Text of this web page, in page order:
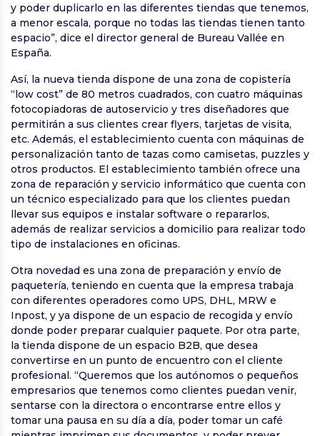
y poder duplicarlo en las diferentes tiendas que tenemos,
a menor escala, porque no todas las tiendas tienen tanto
espacio”, dice el director general de Bureau Vallée en
España.
Así, la nueva tienda dispone de una zona de copistería
“low cost” de 80 metros cuadrados, con cuatro máquinas
fotocopiadoras de autoservicio y tres diseñadores que
permitirán a sus clientes crear flyers, tarjetas de visita,
etc. Además, el establecimiento cuenta con máquinas de
personalización tanto de tazas como camisetas, puzzles y
otros productos. El establecimiento también ofrece una
zona de reparación y servicio informático que cuenta con
un técnico especializado para que los clientes puedan
llevar sus equipos e instalar software o repararlos,
además de realizar servicios a domicilio para realizar todo
tipo de instalaciones en oficinas.
Otra novedad es una zona de preparación y envío de
paquetería, teniendo en cuenta que la empresa trabaja
con diferentes operadores como UPS, DHL, MRW e
Inpost, y ya dispone de un espacio de recogida y envío
donde poder preparar cualquier paquete. Por otra parte,
la tienda dispone de un espacio B2B, que desea
convertirse en un punto de encuentro con el cliente
profesional. “Queremos que los autónomos o pequeños
empresarios que tenemos como clientes puedan venir,
sentarse con la directora o encontrarse entre ellos y
tomar una pausa en su día a día, poder tomar un café